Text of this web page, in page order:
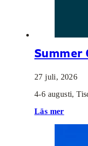
Summer
27 juli, 2026
4-6 augusti,
Läs mer